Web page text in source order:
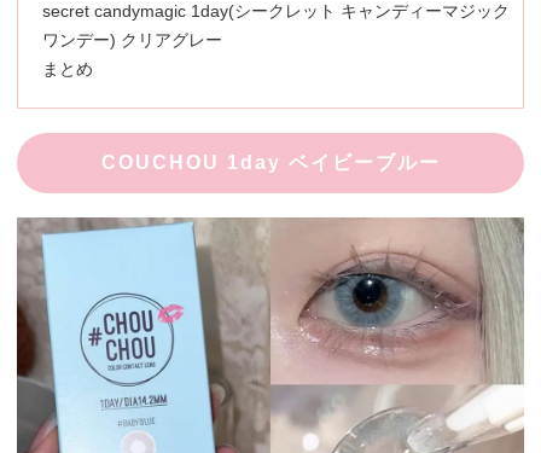
secret candymagic 1day(シークレット キャンディーマジック
ワンデー) クリアグレー
まとめ
COUCHOU 1day ベイビーブルー